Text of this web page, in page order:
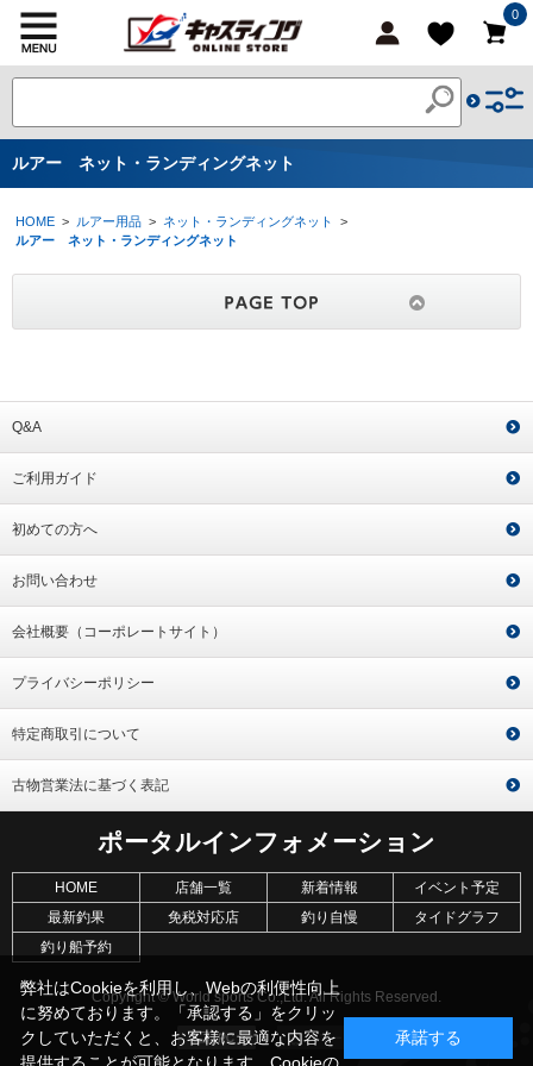
0
ルアー ネット・ランディングネット
HOME > ルアー用品 > ネット・ランディングネット
>
ルアー ネット・ランディングネット
Q&A
ご利用ガイド
初めての方へ
お問い合わせ
会社概要（コーポレートサイト）
プライバシーポリシー
特定商取引について
古物営業法に基づく表記
ポータルインフォメーション
HOME 店舗一覧 新着情報
イベント予定
最新釣果
免税対応店 釣り自慢
タイドグラフ
釣り船予約
Copyright © World sports Co.,Ltd. All Rights Reserved.
弊社はCookieを利用し、Webの利便性向上
に努めております。「承認する」をクリッ
クしていただくと、お客様に最適な内容を
承諾する